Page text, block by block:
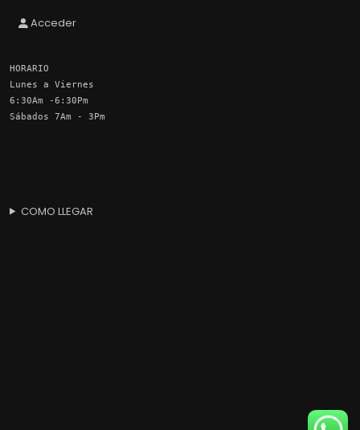
Acceder
HORARIO
Lunes a Viernes
6:30Am -6:30Pm
Sábados 7Am - 3Pm
COMO LLEGAR